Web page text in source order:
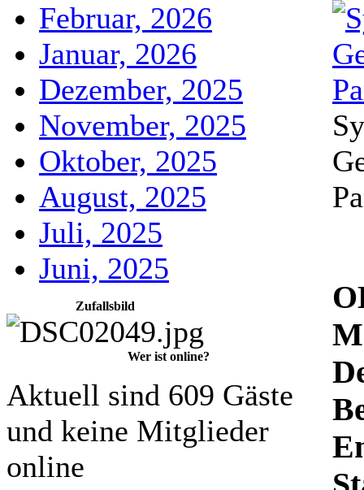
Februar, 2026
Januar, 2026
Dezember, 2025
November, 2025
Oktober, 2025
August, 2025
Juli, 2025
Juni, 2025
Zufallsbild
Wer ist online?
Aktuell sind 609 Gäste
und keine Mitglieder
online